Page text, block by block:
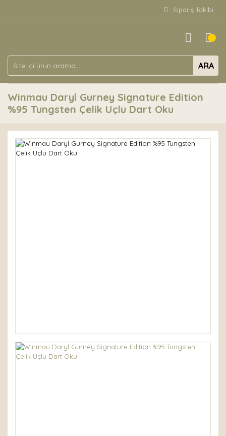
Sipariş Takibi
ARA
Winmau Daryl Gurney Signature Edition
%95 Tungsten Çelik Uçlu Dart Oku